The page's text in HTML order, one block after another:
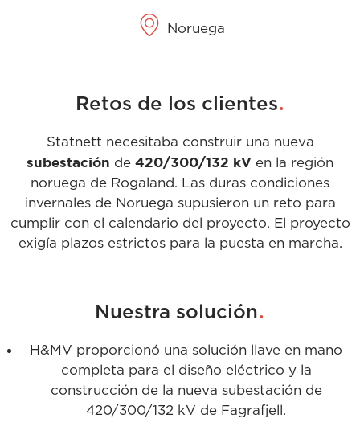
Noruega
Retos de los clientes.
Statnett necesitaba construir una nueva
subestación de 420/300/132 kV en la región
noruega de Rogaland. Las duras condiciones
invernales de Noruega supusieron un reto para
cumplir con el calendario del proyecto. El proyecto
exigía plazos estrictos para la puesta en marcha.
Nuestra solución.
H&MV proporcionó una solución llave en mano
completa para el diseño eléctrico y la
construcción de la nueva subestación de
420/300/132 kV de Fagrafjell.